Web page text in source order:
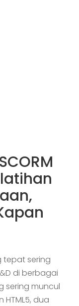
tepat sering
di berbagai
sering muncul
HTML5, dua